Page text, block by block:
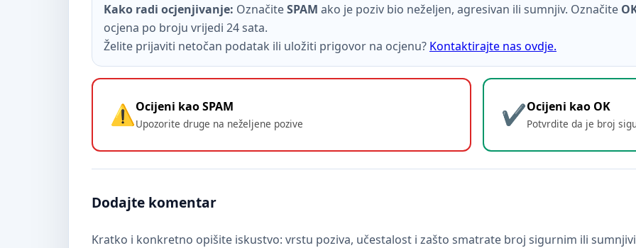
Kako radi ocjenjivanje: OznačiteSPAM ako je poziv bio neželjen, agresivan ili sumnjiv. Označite
ocjena po broju vrijedi 24 sata.
Želite prijaviti netočan podatak ili uložiti prigovor na ocjenu? Kontaktirajte nas ovdje.
Ocijeni kao SPAM
Upozorite druge na neželjene pozive
Ocijeni kao OK
Potvrdite da je broj
Dodajte komentar
Kratko i konkretno opišite iskustvo: vrstu poziva, učestalost i zašto smatrate broj sigurnim ili